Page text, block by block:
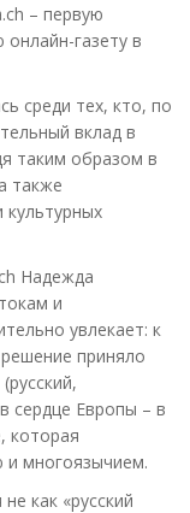
– первую
газету в
среди тех, кто, по
вклад в
таким образом в
также
культурных
Надежда
и
увлекает: к
приняло
сердце Европы – в
которая
и многоязычием.
как «русский